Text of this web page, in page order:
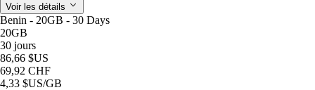
Voir les détails
Benin - 20GB - 30 Days
20GB
30 jours
86,66 $US
69,92 CHF
4,33 $US/GB